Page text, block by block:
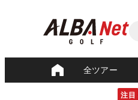
全ツアー
注目